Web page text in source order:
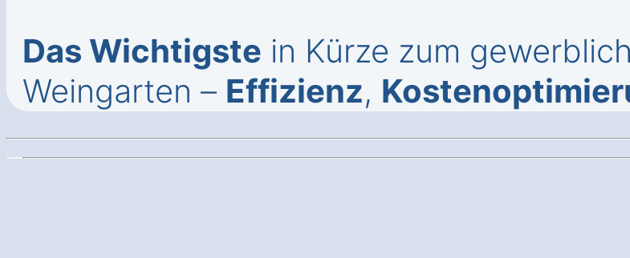
Das Wichtigste in Kürze zum
Weingarten – Effizienz,